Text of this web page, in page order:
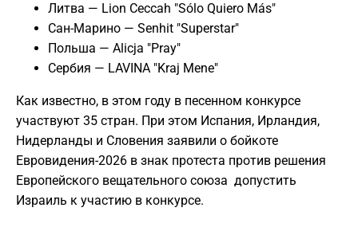
Литва — Lion Ceccah "Sólo Quiero Más"
Сан-Марино — Senhit "Superstar"
Польша — Alicja "Pray"
Сербия — LAVINA "Kraj Mene"
Как известно, в этом году в песенном конкурсе
участвуют 35 стран. При этом Испания, Ирландия,
Нидерланды и Словения заявили о бойкоте
Евровидения-2026 в знак протеста против решения
Европейского вещательного союза допустить
Израиль к участию в конкурсе.